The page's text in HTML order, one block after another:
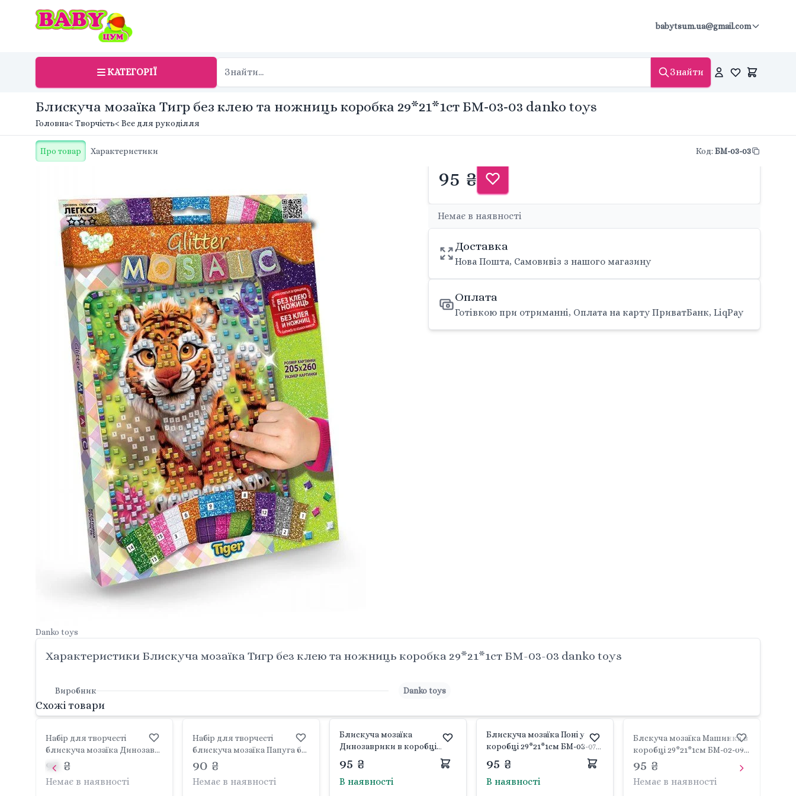
babytsum.ua@gmail.com
КАТЕГОРІЇ Знайти
Блискуча мозаїка Тигр без клею та ножниць коробка 29*21*1ст БМ-03-03 danko toys
Головна< Творчість< Все для рукоділля
Про товар Характеристики Код: БМ-03-03
Danko toys
95 ₴
Немає в наявності
Доставка
Нова Пошта, Самовивіз з нашого магазину
Оплата
Готівкою при отриманні, Оплата на карту ПриватБанк, LiqPay
Характеристики Блискуча мозаїка Тигр без клею та ножниць коробка 29*21*1ст БМ-03-03 danko toys
Виробник Danko toys
Схожі товари
Набір для творчесті
блискуча мозаїка Динозавр
без клею та ножниць
коробка 29*21*1ст БМ-03-01
danko toys
95 ₴
Немає в наявності
Набір для творчесті
блискуча мозаїка Папуга без
клею та ножниць коробка
29*21*1ст БМ-03-04 danko toys
90 ₴
Немає в наявності
Блискуча мозаїка
Динозаврики в коробці
29*21*1см БМ-03-09 Danko
toys
95 ₴
В наявності
Блискуча мозаїка Поні у
коробці 29*21*1см БМ-03-07
Danko toys
95 ₴
В наявності
Блскуча мозаїка Машинка в
коробці 29*21*1см БМ-02-09
Danko toys
95 ₴
Немає в наявності